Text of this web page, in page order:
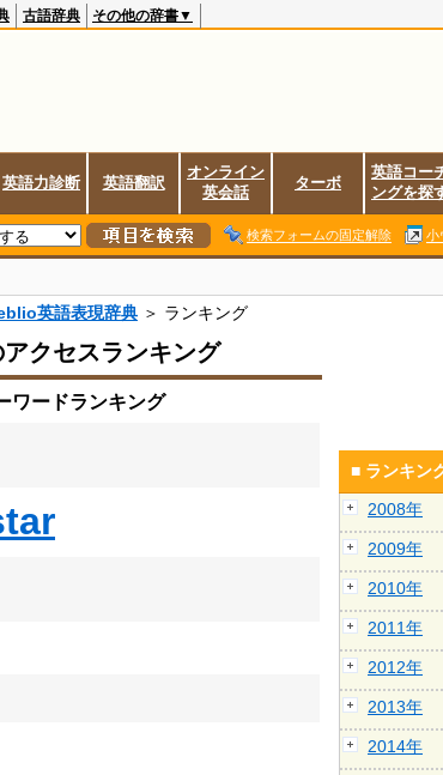
古語辞典 その他の辞書▼
英語力診断 英語翻訳
オンライン
英会話
ターボ
英語コー
ングを探
検索フォームの固定解除 小
英語表現辞典 ＞ ランキング
クセスランキング
ワードランキング
■ ランキン
2008年
2009年
2010年
2011年
2012年
2013年
2014年